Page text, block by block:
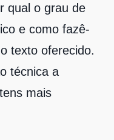
qual o grau de
e como fazê-
texto oferecido.
técnica a
mais